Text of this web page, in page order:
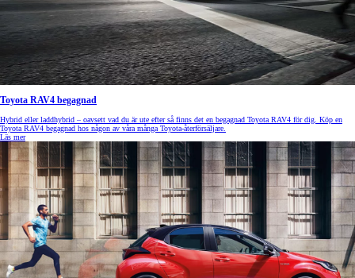
Toyota RAV4 begagnad
Hybrid eller laddhybrid – oavsett vad du är ute efter så finns det en begagnad Toyota RAV4 för dig. Köp en
Toyota RAV4 begagnad hos någon av våra många Toyota-återförsäljare.
Läs mer